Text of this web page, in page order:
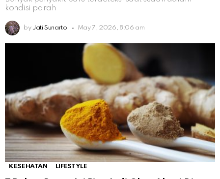
kondisi parah
by Jati Sunarto May 7, 2026, 8:06 am
KESEHATAN LIFESTYLE